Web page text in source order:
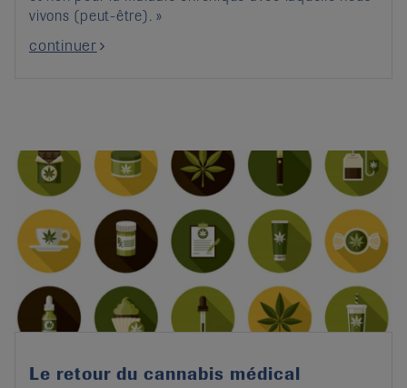
vivons (peut-être). »
continuer
Le retour du cannabis médical